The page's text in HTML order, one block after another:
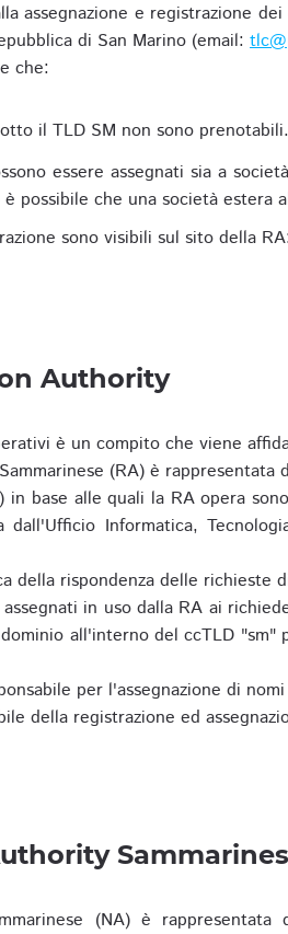
assegnazione e registrazione
di San Marino (email:
che:
il TLD SM non sono prenotabili.
essere assegnati sia a
possibile che una società estera
sono visibili sul sito della RA:
Authority
è un compito che viene
(RA) è rappresentata
in base alle quali la RA opera
dall'Ufficio Informatica,
della rispondenza delle richieste
in uso dalla RA ai
all'interno del ccTLD "sm"
per l'assegnazione di
della registrazione ed
(NA) è